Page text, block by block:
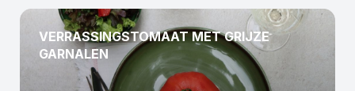
VERRASSINGSTOMAAT MET GRIJZE
GARNALEN